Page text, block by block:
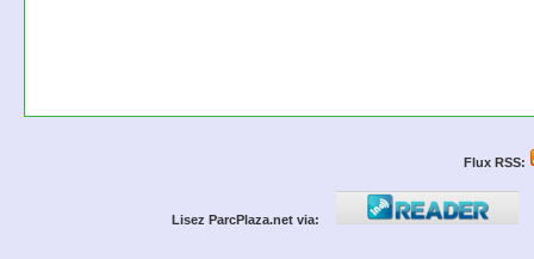
Flux RSS:
Lisez ParcPlaza.net via: